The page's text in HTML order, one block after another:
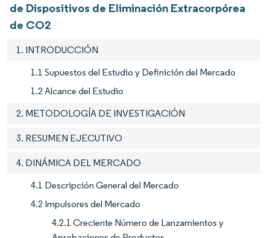
de Dispositivos de Eliminación Extracorpórea
de CO2
1. INTRODUCCIÓN
1.1 Supuestos del Estudio y Definición del Mercado
1.2 Alcance del Estudio
2. METODOLOGÍA DE INVESTIGACIÓN
3. RESUMEN EJECUTIVO
4. DINÁMICA DEL MERCADO
4.1 Descripción General del Mercado
4.2 Impulsores del Mercado
4.2.1 Creciente Número de Lanzamientos y